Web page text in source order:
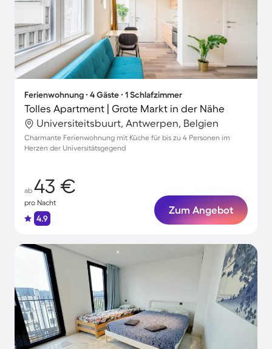
Ferienwohnung ∙ 4 Gäste ∙ 1 Schlafzimmer
Tolles Apartment | Grote Markt in der Nähe
Universiteitsbuurt, Antwerpen, Belgien
Charmante Ferienwohnung mit Küche für bis zu 4 Personen im
Herzen der Universitätsgegend
ab 43 €
pro Nacht
4.9
Zum Angebot